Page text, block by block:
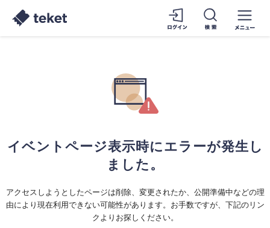
イベントページ表示時にエラーが発生し
ました。
アクセスしようとしたページは削除、変更されたか、公開準備中などの理
由により現在利用できない可能性があります。お手数ですが、下記のリン
クよりお探しください。